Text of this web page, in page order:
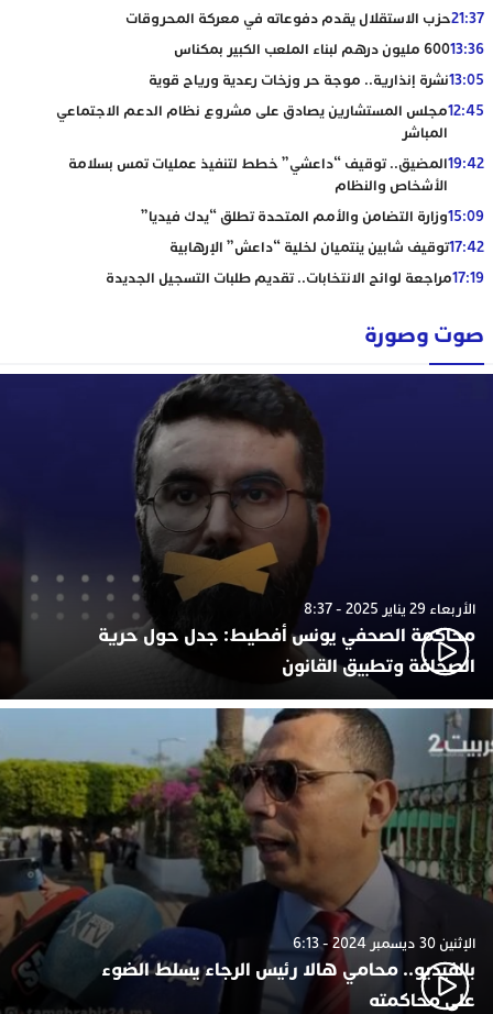
21:37حزب الاستقلال يقدم دفوعاته في معركة المحروقات
13:36600 مليون درهم لبناء الملعب الكبير بمكناس
13:05نشرة إنذارية.. موجة حر وزخات رعدية ورياح قوية
12:45مجلس المستشارين يصادق على مشروع نظام الدعم الاجتماعي
المباشر
19:42المضيق.. توقيف “داعشي” خطط لتنفيذ عمليات تمس بسلامة
الأشخاص والنظام
15:09وزارة التضامن والأمم المتحدة تطلق “يدك فيديا”
17:42توقيف شابين ينتميان لخلية “داعش” الإرهابية
17:19مراجعة لوائح الانتخابات.. تقديم طلبات التسجيل الجديدة
صوت وصورة
الأربعاء 29 يناير 2025 - 8:37
محاكمة الصحفي يونس أفطيط: جدل حول حرية
الصحافة وتطبيق القانون
الإثنين 30 ديسمبر 2024 - 6:13
بالفيديو.. محامي هالا رئيس الرجاء يسلط الضوء
على محاكمته